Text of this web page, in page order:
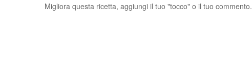
Migliora questa ricetta, aggiungi il tuo "tocco" o il tuo commento.